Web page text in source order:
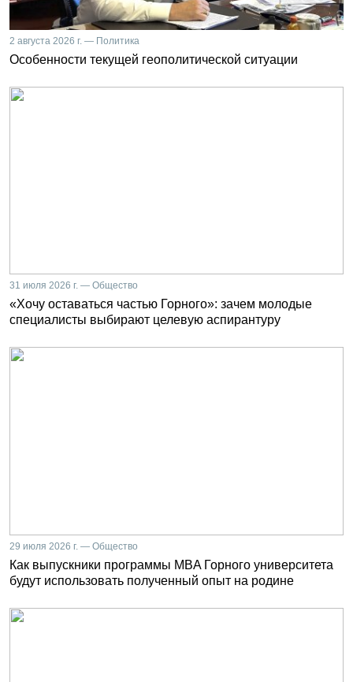
2 августа 2026 г. — Политика
Особенности текущей геополитической ситуации
31 июля 2026 г. — Общество
«Хочу оставаться частью Горного»: зачем молодые
специалисты выбирают целевую аспирантуру
29 июля 2026 г. — Общество
Как выпускники программы MBA Горного университета
будут использовать полученный опыт на родине